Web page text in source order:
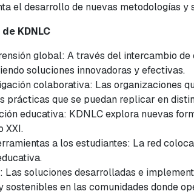
el desarrollo de nuevas metodologías y
KDNLC
global: A través del intercambio
soluciones innovadoras y efectivas.
colaborativa: Las organizaciones
prácticas que se puedan replicar en
educativa: KDNLC explora nuevas
XXI.
a los estudiantes: La red
soluciones desarrolladas e
sostenibles en las comunidades donde